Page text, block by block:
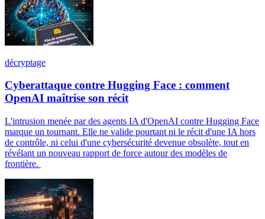
décryptage
Cyberattaque contre Hugging Face : comment
OpenAI maîtrise son récit
L'intrusion menée par des agents IA d'OpenAI contre Hugging Face
marque un tournant. Elle ne valide pourtant ni le récit d'une IA hors
de contrôle, ni celui d'une cybersécurité devenue obsolète, tout en
révélant un nouveau rapport de force autour des modèles de
frontière.